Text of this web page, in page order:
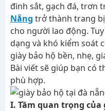
đinh sắt, gạch đá, trơn
Nẵng trở thành trang
cho người lao động.
dạng và khó kiểm soát
giày bảo hộ bền, nhẹ,
Bài viết sẽ giúp bạn có
phù hợp.
I. Tầm quan trọng